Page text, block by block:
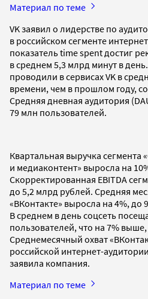
Материал по теме
VK заявил о лидерстве по
в российском сегменте
показатель time spent достиг
в среднем 5,3 млрд минут в
проводили в сервисах VK в
времени, чем в прошлом году,
Средняя дневная аудитория
79 млн пользователей.
Квартальная выручка
и медиаконтент» выросла на
Скорректированная EBITDA
до 5,2 млрд рублей. Средняя
«ВКонтакте» выросла на 4%, до
В среднем в день соцсеть
пользователей, что на 7%
Среднемесячный охват
российской интернет-
заявила компания.
Материал по теме